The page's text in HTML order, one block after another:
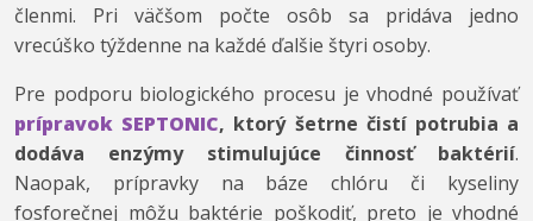
členmi. Pri väčšom počte osôb sa pridáva jedno
vrecúško týždenne na každé ďalšie štyri osoby.
Pre podporu biologického procesu je vhodné používať
prípravok SEPTONIC, ktorý šetrne čistí potrubia a
dodáva enzýmy stimulujúce činnosť baktérií.
Naopak, prípravky na báze chlóru či kyseliny
fosforečnej môžu baktérie poškodiť, preto je vhodné